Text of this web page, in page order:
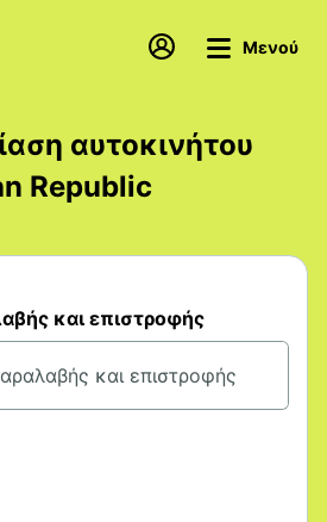
Μενού
αυτοκινήτου
Republic
και επιστροφής